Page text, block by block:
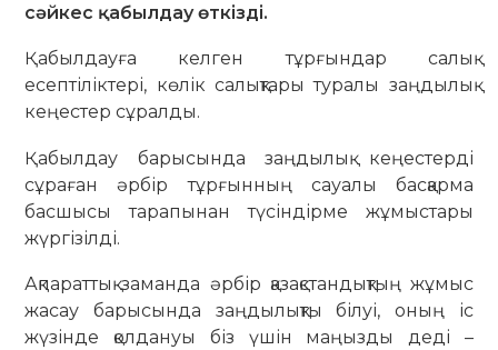
сәйкес қабылдау өткізді.
Қабылдауға келген тұрғындар салық
есептіліктері, көлік салықтары туралы заңдылық
кеңестер сұралды.
Қабылдау барысында заңдылық кеңестерді
сұраған әрбір тұрғынның сауалы басқарма
басшысы тарапынан түсіндірме жұмыстары
жүргізілді.
Ақпараттық заманда әрбір қазақстандықтың жұмыс
жасау барысында заңдылықты білуі, оның іс
жүзінде қолдануы біз үшін маңызды деді –